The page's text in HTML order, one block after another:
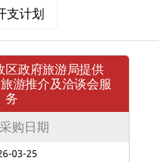
支计划
区政府旅游局提供
游推介及洽谈会服
务
购日期
03-25